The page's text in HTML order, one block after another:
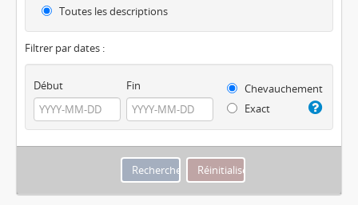
Toutes les descriptions
Filtrer par dates :
Début Fin
Chevauchement
Exact